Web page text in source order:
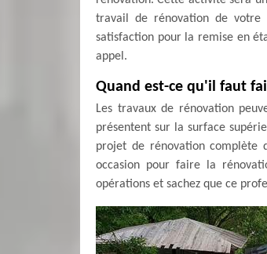
travail de rénovation de votre
satisfaction pour la remise en
appel.
Quand est-ce qu'il faut
Les travaux de rénovation
présentent sur la surface
projet de rénovation complète
occasion pour faire la
opérations et sachez que ce